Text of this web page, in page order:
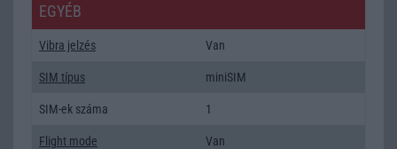
EGYÉB
Vibra jelzés Van
SIM típus miniSIM
SIM-ek száma 1
Flight mode Van